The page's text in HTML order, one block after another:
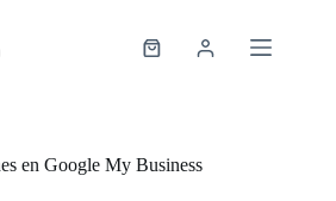
Carro
en Google My Business